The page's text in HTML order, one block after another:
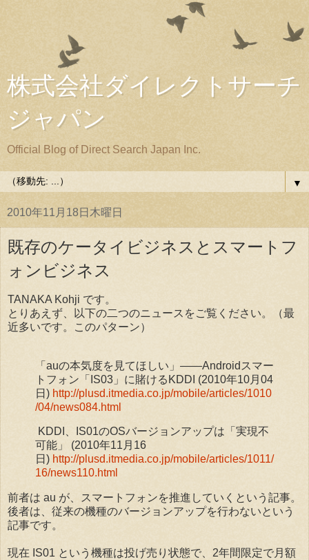
株式会社ダイレクトサーチ
ジャパン
Official Blog of Direct Search Japan Inc.
▼
2010年11月18日木曜日
既存のケータイビジネスとスマートフ
ォンビジネス
TANAKA Kohji です。
とりあえず、以下の二つのニュースをご覧ください。（最
近多いです。このパターン）
「auの本気度を見てほしい」――Androidスマー
トフォン「IS03」に賭けるKDDI (2010年10月04
日) http://plusd.itmedia.co.jp/mobile/articles/1010
/04/news084.html
KDDI、IS01のOSバージョンアップは「実現不
可能」 (2010年11月16
日) http://plusd.itmedia.co.jp/mobile/articles/1011/
16/news110.html
前者は au が、スマートフォンを推進していくという記事。
後者は、従来の機種のバージョンアップを行わないという
記事です。
現在 IS01 という機種は投げ売り状態で、2年間限定で月額